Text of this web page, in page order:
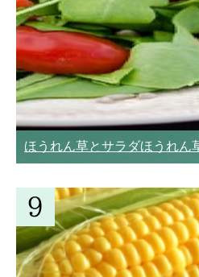
ほうれん草とサラダほうれん